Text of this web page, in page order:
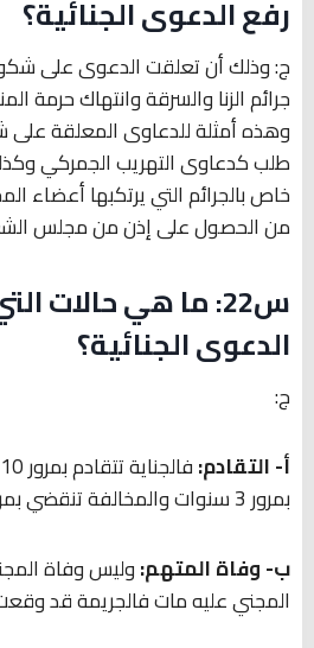
رفع الدعوى الجنائية؟
ج: وذلك أن تعلقت الدعوى على
جرائم الزنا والسرقة وانتهاك حرمة
وهذه أمثلة للدعاوى المعلقة
طلب كدعاوى التهريب الجمركي
خاص بالجرائم التي يرتكبها أعضاء
من الحصول على إذن من مجلس
س22: ما هي حالات
الدعوى الجنائية؟
ج:
أ- التقادم:
بمرور 3 سنوات والمخالفة تنقضي بمرور سنة واحدة.
ب- وفاة المتهم:وليس وفاة
المجني عليه مات فالجريمة قد